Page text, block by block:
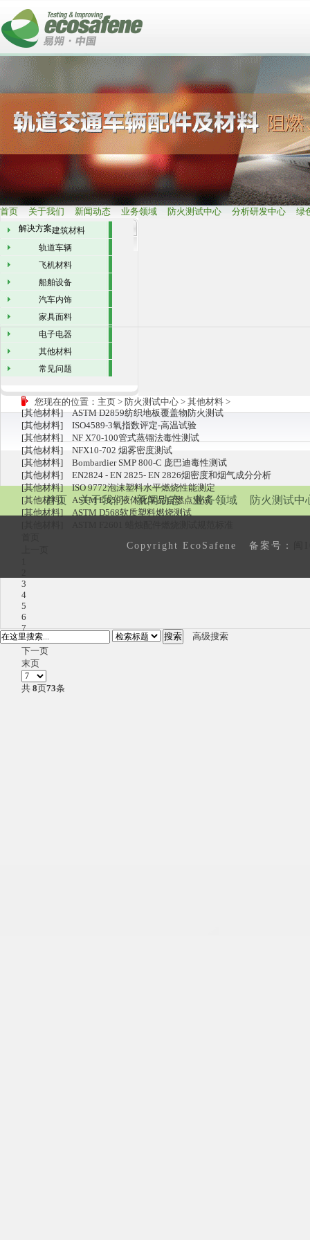
首页 关于我们 新闻动态 业务领域 防火测试中心 分析研发中心 绿
解决方案建筑材料
轨道车辆
飞机材料
船舶设备
汽车内饰
家具面料
电子电器
其他材料
常见问题
您现在的位置： 主页 > 防火测试中心 > 其他材料 >
[其他材料]ASTM D2859纺织地板覆盖物防火测试
[其他材料] ISO4589-3氧指数评定-高温试验
[其他材料] NF X70-100管式蒸镏法毒性测试
[其他材料] NFX10-702 烟雾密度测试
[其他材料] Bombardier SMP 800-C 庞巴迪毒性测试
[其他材料] EN2824 - EN 2825- EN 2826烟密度和烟气成分分析
[其他材料]ISO 9772泡沫塑料水平燃烧性能测定
[其他材料] ASTM E 659液体化学品自燃点测试
[其他材料] ASTM D568软质塑料燃烧测试
3
4
5
6
7
8
下一页
末页
共 8页73条
搜索 高级搜索
首页 关于我们 新闻动态 业务领域 防火测试中
Copyright EcoSafene 备案号：